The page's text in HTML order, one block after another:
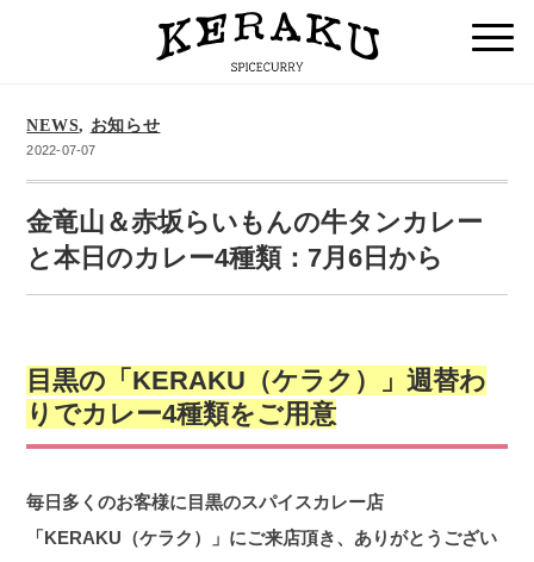
NEWS, お知らせ
2022-07-07
金竜山＆赤坂らいもんの牛タンカレー
と本日のカレー4種類：7月6日から
目黒の「KERAKU（ケラク）」週替わ
りでカレー4種類をご用意
毎日多くのお客様に目黒のスパイスカレー店
「KERAKU（ケラク）」にご来店頂き、ありがとうござい